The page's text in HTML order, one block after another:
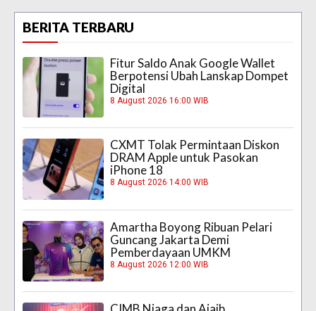
BERITA TERBARU
Fitur Saldo Anak Google Wallet
Berpotensi Ubah Lanskap Dompet
Digital
8 August 2026 16:00 WIB
CXMT Tolak Permintaan Diskon
DRAM Apple untuk Pasokan
iPhone 18
8 August 2026 14:00 WIB
Amartha Boyong Ribuan Pelari
Guncang Jakarta Demi
Pemberdayaan UMKM
8 August 2026 12:00 WIB